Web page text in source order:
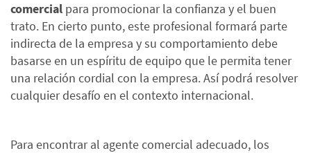
comercial para promocionar la confianza y el buen
trato. En cierto punto, este profesional formará parte
indirecta de la empresa y su comportamiento debe
basarse en un espíritu de equipo que le permita tener
una relación cordial con la empresa. Así podrá resolver
cualquier desafío en el contexto internacional.
Para encontrar al agente comercial adecuado, los